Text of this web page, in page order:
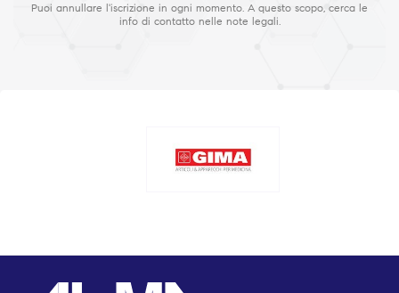
Puoi annullare l'iscrizione in ogni momento. A questo scopo, cerca le
info di contatto nelle note legali.